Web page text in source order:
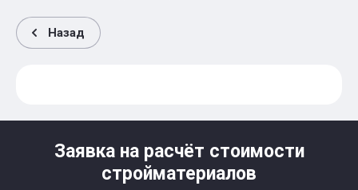
Назад
Заявка на расчёт стоимости
стройматериалов